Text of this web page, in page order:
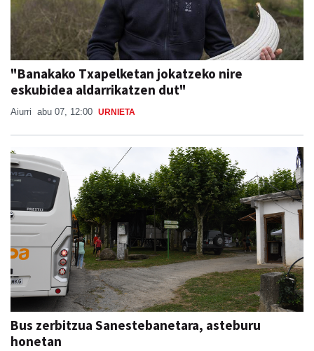
"Banakako Txapelketan jokatzeko nire
eskubidea aldarrikatzen dut"
Aiurri abu 07, 12:00 URNIETA
Bus zerbitzua Sanestebanetara, asteburu
honetan